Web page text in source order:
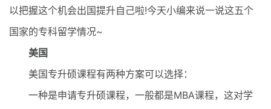
以把握这个机会出国提升自己啦!今天小编来说一说这五个
国家的专科留学情况~
美国
美国专升硕课程有两种方案可以选择：
一种是申请专升硕课程，一般都是MBA课程，这对学